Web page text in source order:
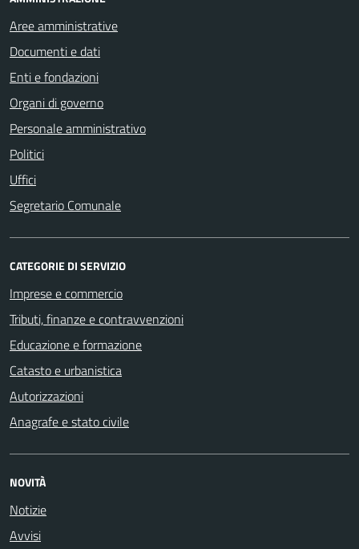
Aree amministrative
Documenti e dati
Enti e fondazioni
Organi di governo
Personale amministrativo
Politici
Uffici
Segretario Comunale
CATEGORIE DI SERVIZIO
Imprese e commercio
Tributi, finanze e contravvenzioni
Educazione e formazione
Catasto e urbanistica
Autorizzazioni
Anagrafe e stato civile
NOVITÀ
Notizie
Avvisi